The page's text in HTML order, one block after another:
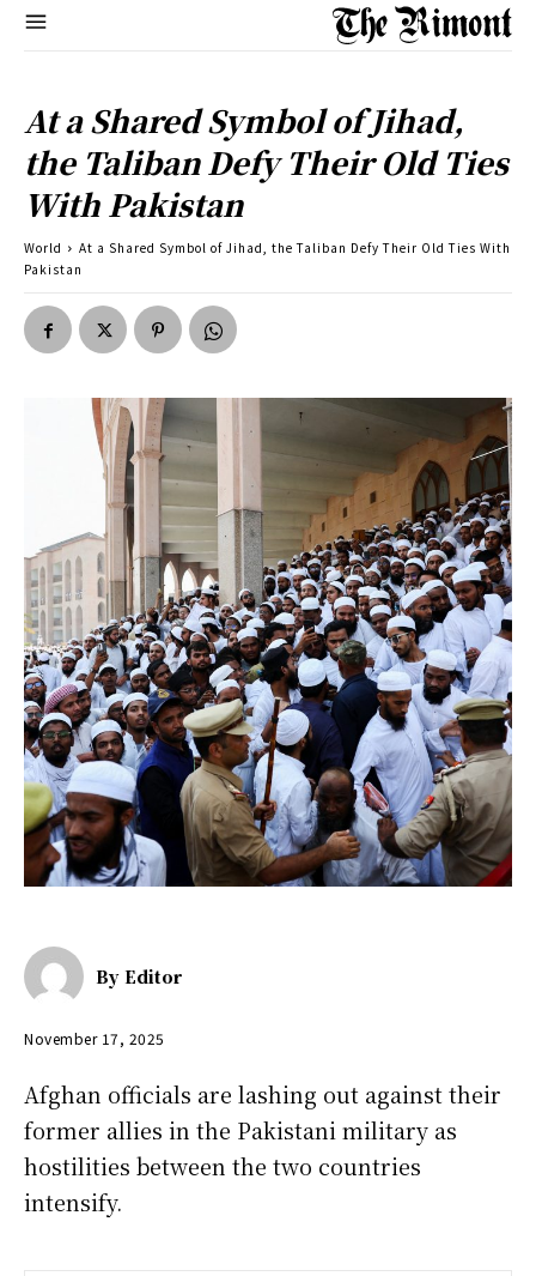
At a Shared Symbol of Jihad,
the Taliban Defy Their Old Ties
With Pakistan
World
At a Shared Symbol of Jihad, the Taliban Defy Their Old Ties With
Pakistan
By Editor
November 17, 2025
Afghan officials are lashing out against their
former allies in the Pakistani military as
hostilities between the two countries
intensify.